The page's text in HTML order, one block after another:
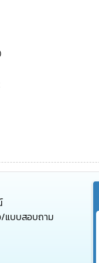
/แบบสอบถาม